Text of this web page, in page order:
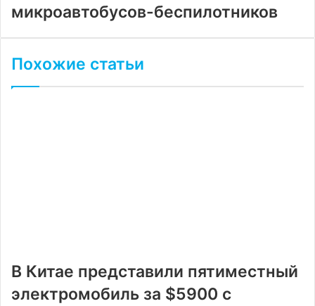
микроавтобусов-беспилотников
Похожие статьи
В Китае представили пятиместный
электромобиль за $5900 с